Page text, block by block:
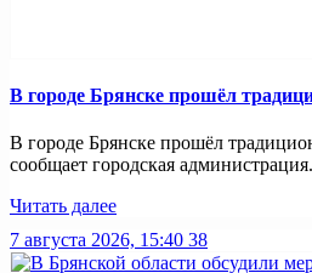
В городе Брянске прошёл
В городе Брянске прошёл
сообщает городская
Читать далее
7 августа 2026, 15:40 38